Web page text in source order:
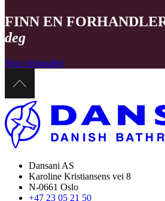
FINN EN
deg
Finn forhandler
Dansani AS
Karoline Kristiansens vei 8
N-0661 Oslo
+47 23 05 21 50